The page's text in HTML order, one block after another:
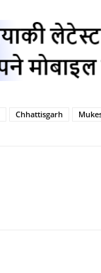
Chhattisgarh